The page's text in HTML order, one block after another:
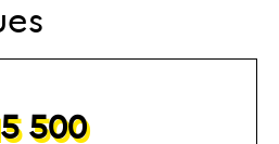
500